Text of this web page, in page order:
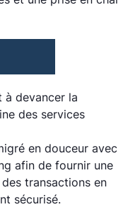
à devancer la
des services
en douceur avec
afin de fournir une
transactions en
sécurisé.